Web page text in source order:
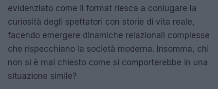
evidenziato come il format riesca a coniugare la
curiosità degli spettatori con storie di vita reale,
facendo emergere dinamiche relazionali complesse
che rispecchiano la società moderna. Insomma, chi
non si è mai chiesto come si comporterebbe in una
situazione simile?